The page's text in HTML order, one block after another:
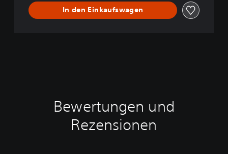
In den Einkaufswagen
Bewertungen und
Rezensionen